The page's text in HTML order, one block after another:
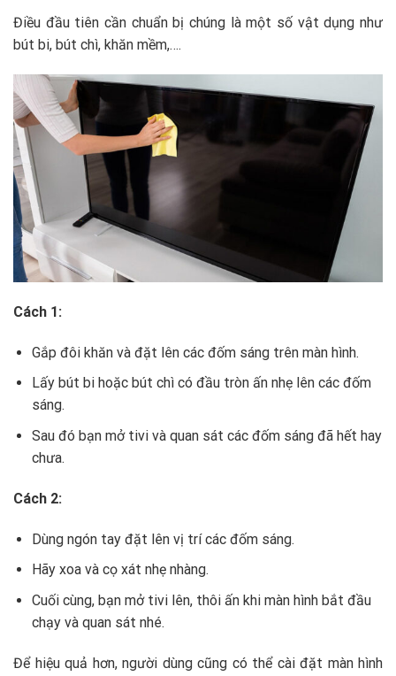
Điều đầu tiên cần chuẩn bị chúng là một số vật dụng như
bút bi, bút chì, khăn mềm,….
Cách 1:
Gắp đôi khăn và đặt lên các đốm sáng trên màn hình.
Lấy bút bi hoặc bút chì có đầu tròn ấn nhẹ lên các đốm
sáng.
Sau đó bạn mở tivi và quan sát các đốm sáng đã hết hay
chưa.
Cách 2:
Dùng ngón tay đặt lên vị trí các đốm sáng.
Hãy xoa và cọ xát nhẹ nhàng.
Cuối cùng, bạn mở tivi lên, thôi ấn khi màn hình bắt đầu
chạy và quan sát nhé.
Để hiệu quả hơn, người dùng cũng có thể cài đặt màn hình